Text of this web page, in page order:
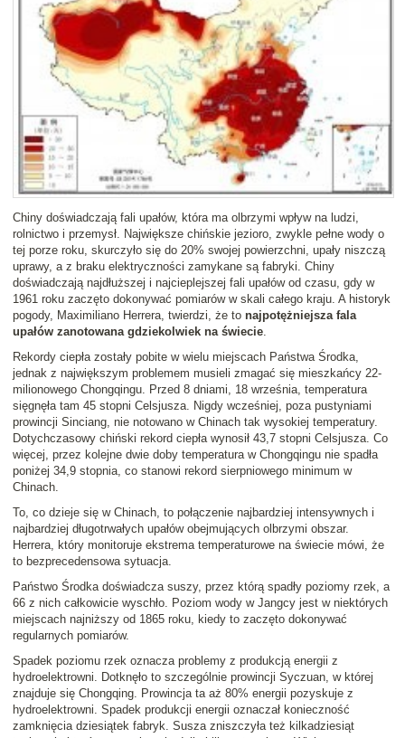
Chiny doświadczają fali upałów, która ma olbrzymi wpływ na ludzi,
rolnictwo i przemysł. Największe chińskie jezioro, zwykle pełne wody o
tej porze roku, skurczyło się do 20% swojej powierzchni, upały niszczą
uprawy, a z braku elektryczności zamykane są fabryki. Chiny
doświadczają najdłuższej i najcieplejszej fali upałów od czasu, gdy w
1961 roku zaczęto dokonywać pomiarów w skali całego kraju. A historyk
pogody, Maximiliano Herrera, twierdzi, że to najpotężniejsza fala
upałów zanotowana gdziekolwiek na świecie.
Rekordy ciepła zostały pobite w wielu miejscach Państwa Środka,
jednak z największym problemem musieli zmagać się mieszkańcy 22-
milionowego Chongqingu. Przed 8 dniami, 18 września, temperatura
sięgnęła tam 45 stopni Celsjusza. Nigdy wcześniej, poza pustyniami
prowincji Sinciang, nie notowano w Chinach tak wysokiej temperatury.
Dotychczasowy chiński rekord ciepła wynosił 43,7 stopni Celsjusza. Co
więcej, przez kolejne dwie doby temperatura w Chongqingu nie spadła
poniżej 34,9 stopnia, co stanowi rekord sierpniowego minimum w
Chinach.
To, co dzieje się w Chinach, to połączenie najbardziej intensywnych i
najbardziej długotrwałych upałów obejmujących olbrzymi obszar.
Herrera, który monitoruje ekstrema temperaturowe na świecie mówi, że
to bezprecedensowa sytuacja.
Państwo Środka doświadcza suszy, przez którą spadły poziomy rzek, a
66 z nich całkowicie wyschło. Poziom wody w Jangcy jest w niektórych
miejscach najniższy od 1865 roku, kiedy to zaczęto dokonywać
regularnych pomiarów.
Spadek poziomu rzek oznacza problemy z produkcją energii z
hydroelektrowni. Dotknęło to szczególnie prowincji Syczuan, w której
znajduje się Chongqing. Prowincja ta aż 80% energii pozyskuje z
hydroelektrowni. Spadek produkcji energii oznaczał konieczność
zamknięcia dziesiątek fabryk. Susza zniszczyła też kilkadziesiąt